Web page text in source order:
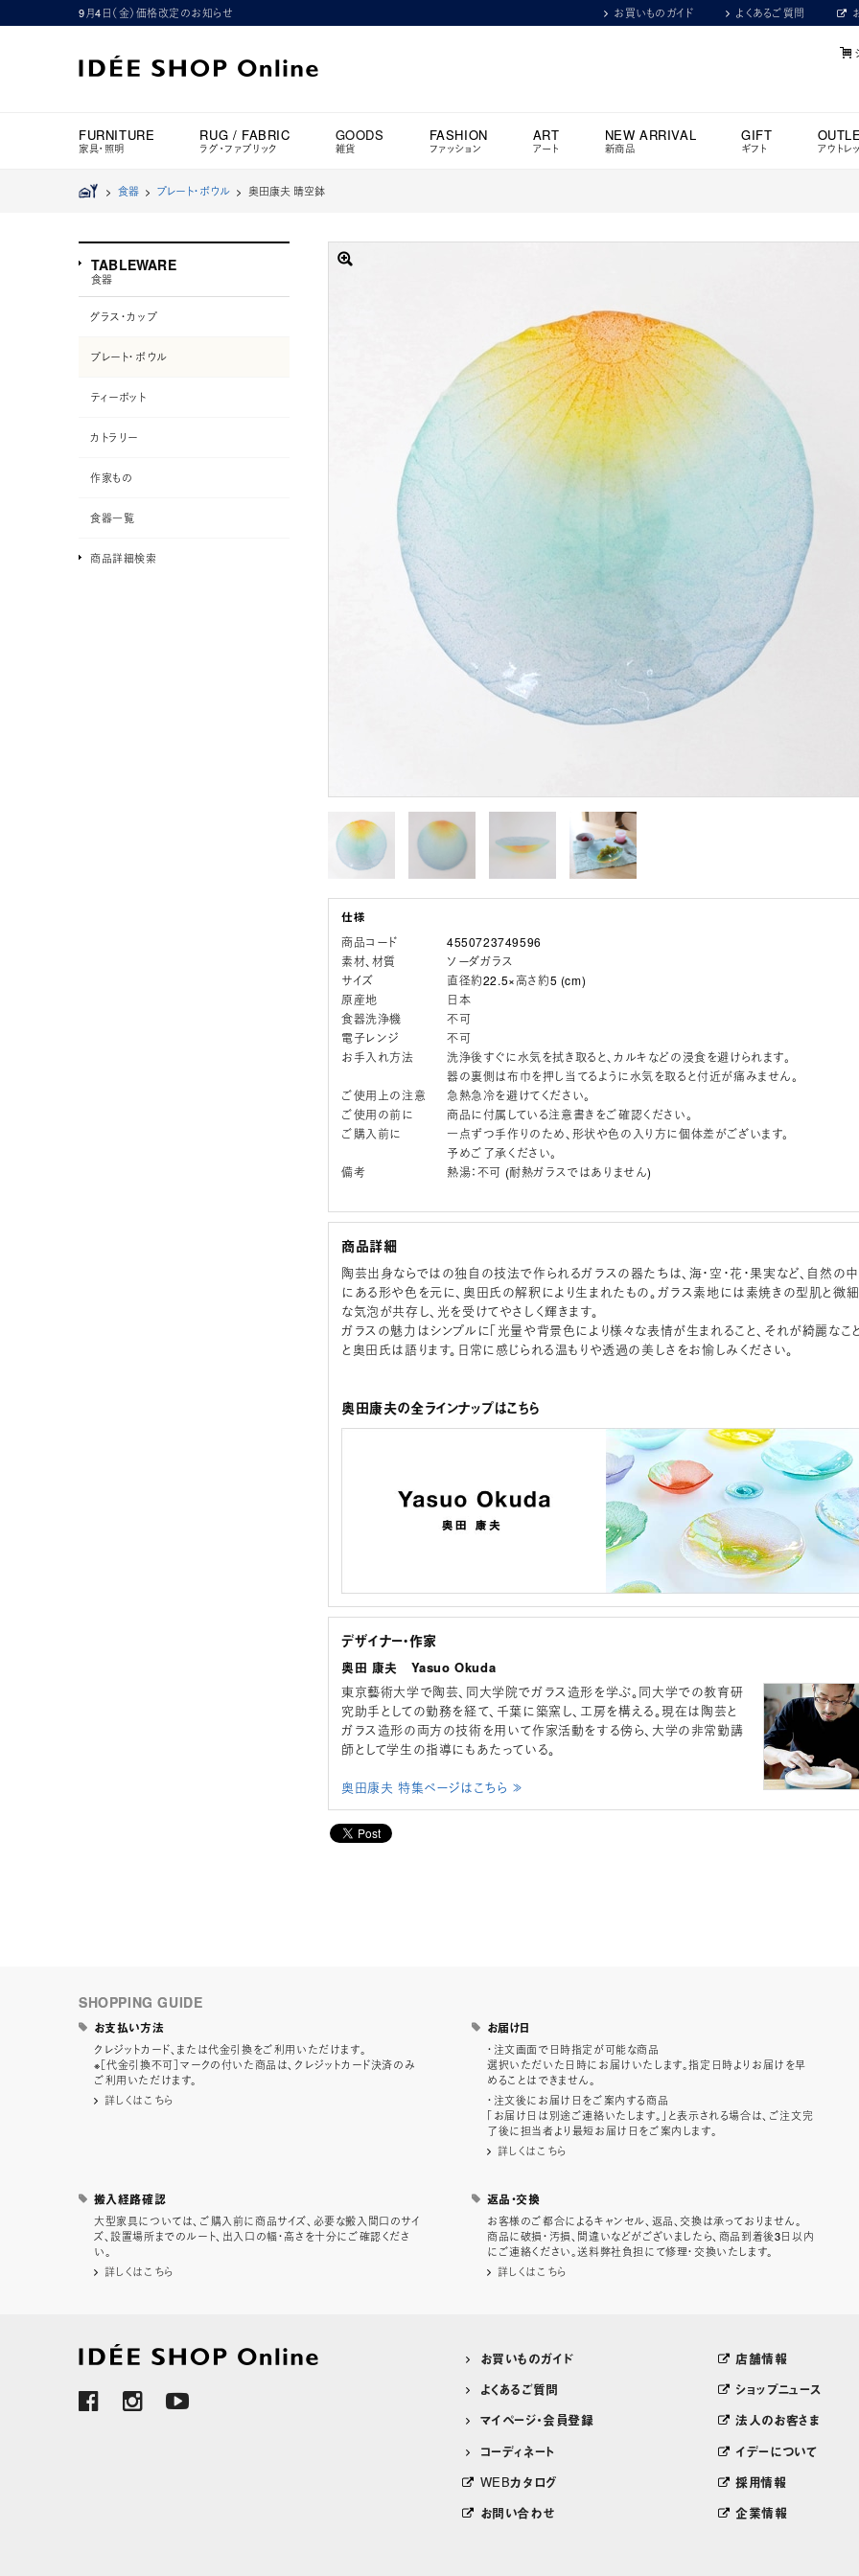
9月4日（金）価格改定のお知らせ お買いものガイド よくあるご質問
FURNITURE
家具・照明
RUG / FABRIC
ラグ・ファブリック
GOODS
雑貨
FASHION
ファッション
ART
アート
NEW ARRIVAL
新商品
GIFT
ギフト アウトレ
> 食器> プレート・ボウル > 奥田康夫 晴空鉢
商品コード
4550723749596
素材、材質
ソーダガラス
サイズ
直径約22.5×高さ約5 (cm)
原産地
日本
食器洗浄機
不可
電子レンジ
不可
お手入れ方法
洗浄後すぐに水気を拭き取ると、カルキなどの浸食を避けられます。
器の裏側は布巾を押し当てるように水気を取ると付近が痛みません。
ご使用上の注意
急熱急冷を避けてください。
ご使用の前に
商品に付属している注意書きをご確認ください。
ご購入前に
一点ずつ手作りのため、形状や色の入り方に個体差がございます。
予めご了承ください。
備考
熱湯：不可 (耐熱ガラスではありません)
商品詳細
陶芸出身ならではの独自の技法で作られるガラスの器たちは、海・空・花・果実など、自然の中
にある形や色を元に、奥田氏の解釈により生まれたもの。ガラス素地には素焼きの型肌と微細
な気泡が共存し、光を受けてやさしく輝きます。
ガラスの魅力はシンプルに「光量や背景色により様々な表情が生まれること、それが綺麗なこ
と奥田氏は語ります。日常に感じられる温もりや透過の美しさをお愉しみください。
奥田康夫の全ラインナップはこちら
デザイナー・作家
奥田 康夫 Yasuo Okuda
東京藝術大学で陶芸、同大学院でガラス造形を学ぶ。同大学での教育研
究助手としての勤務を経て、千葉に築窯し、工房を構える。現在は陶芸と
ガラス造形の両方の技術を用いて作家活動をする傍ら、大学の非常勤講
師として学生の指導にもあたっている。
奥田康夫 特集ページはこちら ≫
TABLEWARE
食器
グラス・カップ
プレート・ボウル
ティーポット
カトラリー
作家もの
食器一覧
商品詳細検索
SHOPPING GUIDE
お支払い方法
クレジットカード、または代金引換をご利用いただけます。
※［代金引換不可］マークの付いた商品は、クレジットカード決済のみ
ご利用いただけます。
詳しくはこちら
お届け日
・注文画面で日時指定が可能な商品
選択いただいた日時にお届けいたします。指定日時よりお届けを早
めることはできません。
・注文後にお届け日をご案内する商品
「お届け日は別途ご連絡いたします。」と表示される場合は、ご注文完
了後に担当者より最短お届け日をご案内します。
詳しくはこちら
搬入経路確認
大型家具については、ご購入前に商品サイズ、必要な搬入間口のサイ
ズ、設置場所までのルート、出入口の幅・高さを十分にご確認くださ
い。
詳しくはこちら
返品・交換
お客様のご都合によるキャンセル、返品、交換は承っておりません。
商品に破損・汚損、間違いなどがございましたら、商品到着後3日以内
にご連絡ください。送料弊社負担にて修理・交換いたします。
詳しくはこちら
お買いものガイド
よくあるご質問
マイページ・会員登録
コーディネート
WEBカタログ
お問い合わせ
店舗情報
ショップニュース
法人のお客さま
イデーについて
採用情報
企業情報